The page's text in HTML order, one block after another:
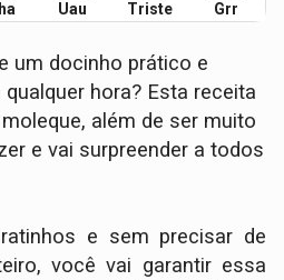
Uau Triste Grr
um docinho prático e
hora? Esta receita
além de ser muito
e vai surpreender a todos
e sem precisar de
você vai garantir essa